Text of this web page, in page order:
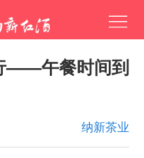
——午餐时间到
纳新茶业